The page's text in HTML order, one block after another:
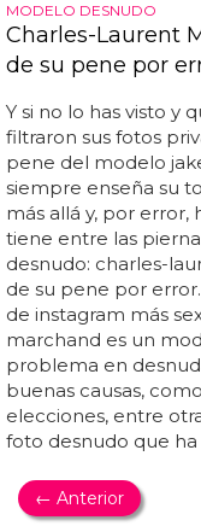
MODELO DESNUDO
Charles-Laurent
de su pene por
Y si no lo has visto y
filtraron sus fotos
pene del modelo
siempre enseña su
más allá y, por
tiene entre las
desnudo: charles-
de su pene por
de instagram más
marchand es un
problema en
buenas causas,
elecciones, entre
foto desnudo que
← Anterior